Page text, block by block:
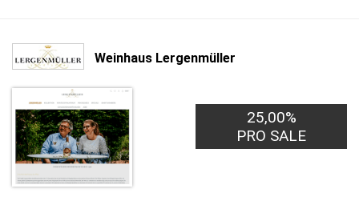
Weinhaus Lergenmüller
25,00%
PRO SALE